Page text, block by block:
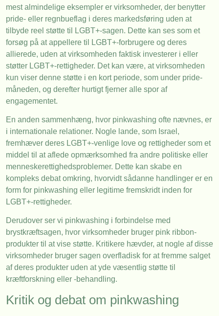
mest almindelige eksempler er virksomheder, der benytter
pride- eller regnbueflag i deres markedsføring uden at
tilbyde reel støtte til LGBT+-sagen. Dette kan ses som et
forsøg på at appellere til LGBT+-forbrugere og deres
allierede, uden at virksomheden faktisk investerer i eller
støtter LGBT+-rettigheder. Det kan være, at virksomheden
kun viser denne støtte i en kort periode, som under pride-
måneden, og derefter hurtigt fjerner alle spor af
engagementet.
En anden sammenhæng, hvor pinkwashing ofte nævnes, er
i internationale relationer. Nogle lande, som Israel,
fremhæver deres LGBT+-venlige love og rettigheder som et
middel til at aflede opmærksomhed fra andre politiske eller
menneskerettighedsproblemer. Dette kan skabe en
kompleks debat omkring, hvorvidt sådanne handlinger er en
form for pinkwashing eller legitime fremskridt inden for
LGBT+-rettigheder.
Derudover ser vi pinkwashing i forbindelse med
brystkræftsagen, hvor virksomheder bruger pink ribbon-
produkter til at vise støtte. Kritikere hævder, at nogle af disse
virksomheder bruger sagen overfladisk for at fremme salget
af deres produkter uden at yde væsentlig støtte til
kræftforskning eller -behandling.
Kritik og debat om pinkwashing